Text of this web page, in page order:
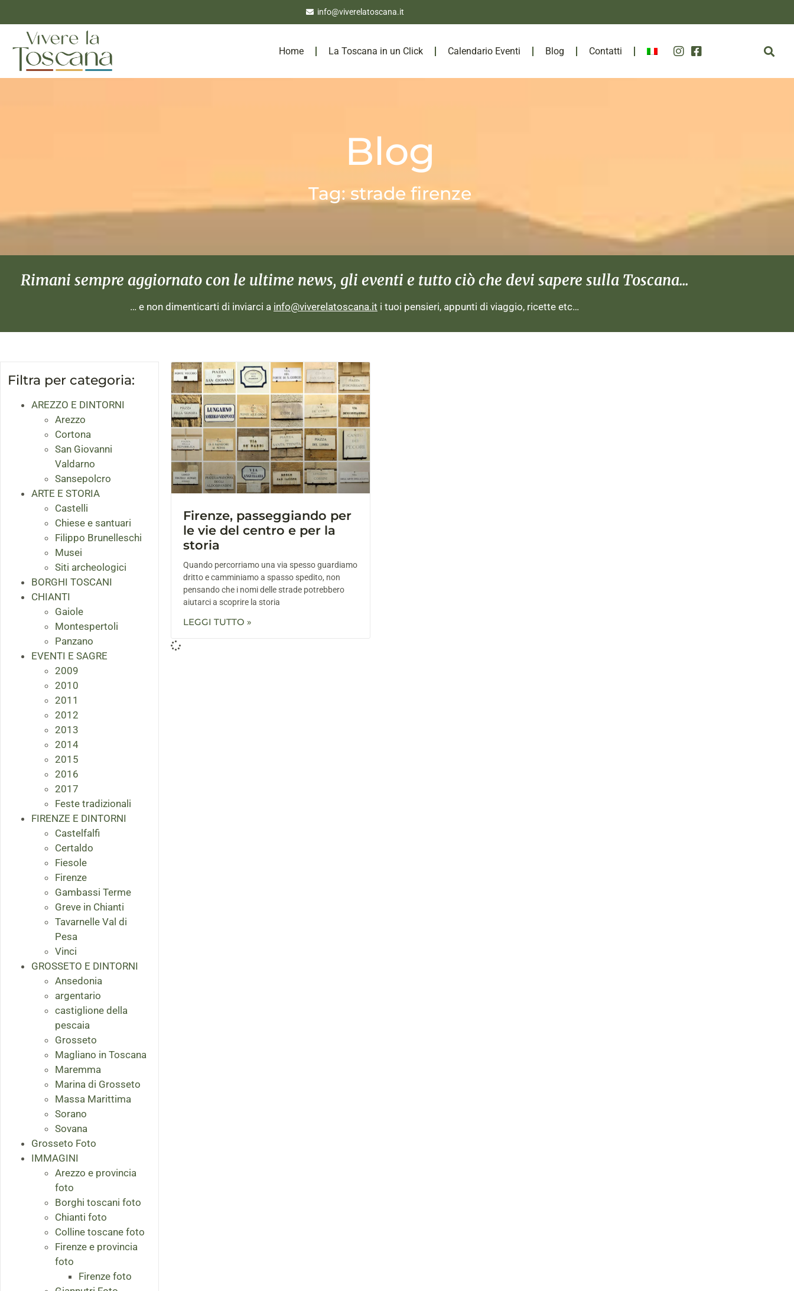
info@viverelatoscana.it
Home La Toscana in un Click Calendario Eventi Blog Contatti
Blog
Tag: strade firenze
Rimani sempre aggiornato con le ultime news, gli eventi e tutto ciò che devi sapere sulla Toscana...
… e non dimenticarti di inviarci a info@viverelatoscana.it i tuoi pensieri, appunti di viaggio, ricette etc…
Filtra per categoria:
AREZZO E DINTORNI
Arezzo
Cortona
San Giovanni
Valdarno
Sansepolcro
ARTE E STORIA
Castelli
Chiese e santuari
Filippo Brunelleschi
Musei
Siti archeologici
BORGHI TOSCANI
CHIANTI
Gaiole
Montespertoli
Panzano
EVENTI E SAGRE
2009
2010
2011
2012
2013
2014
2015
2016
2017
Feste tradizionali
FIRENZE E DINTORNI
Castelfalfi
Certaldo
Fiesole
Firenze
Gambassi Terme
Greve in Chianti
Tavarnelle Val di
Pesa
Vinci
GROSSETO E DINTORNI
Ansedonia
argentario
castiglione della
pescaia
Grosseto
Magliano in Toscana
Maremma
Marina di Grosseto
Massa Marittima
Sorano
Sovana
Grosseto Foto
IMMAGINI
Arezzo e provincia
foto
Borghi toscani foto
Chianti foto
Colline toscane foto
Firenze e provincia
foto
Firenze foto
Firenze, passeggiando per
le vie del centro e per la
storia
Quando percorriamo una via spesso guardiamo
dritto e camminiamo a spasso spedito, non
pensando che i nomi delle strade potrebbero
aiutarci a scoprire la storia
LEGGI TUTTO »